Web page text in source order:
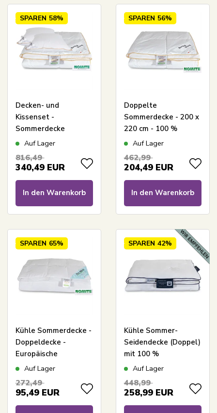
SPAREN 58%
Decken- und
Kissenset -
Sommerdecke
200x220 cm + 2
Gänsedaunen -
Auf Lager
816,49
340,49 EUR
In den Warenkorb
SPAREN 56%
Doppelte
Sommerdecke - 200 x
220 cm - 100 %
Gänsedaunen -
von Borg Living
Auf Lager
462,99
204,49 EUR
In den Warenkorb
SPAREN 65%
Kühle Sommerdecke -
Doppeldecke -
Europäische
Entendaunen -
Sleep
Auf Lager
272,49
95,49 EUR
SPAREN 42%
Kühle Sommer-
Seidendecke (Doppel)
mit 100 %
langstapeliger
200x220 cm - Nordic
Auf Lager
448,99
258,99 EUR